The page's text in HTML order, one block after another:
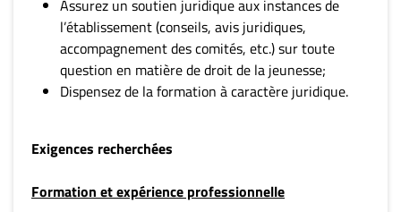
Assurez un soutien juridique aux instances de
l’établissement (conseils, avis juridiques,
accompagnement des comités, etc.) sur toute
question en matière de droit de la jeunesse;
Dispensez de la formation à caractère juridique.
Exigences recherchées
Formation et expérience professionnelle